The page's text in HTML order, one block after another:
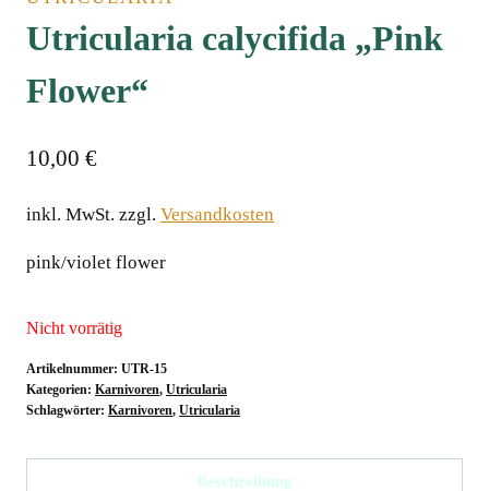
Utricularia calycifida „Pink
Flower“
10,00 €
inkl. MwSt. zzgl. Versandkosten
pink/violet flower
Nicht vorrätig
Artikelnummer: UTR-15
Kategorien: Karnivoren, Utricularia
Schlagwörter: Karnivoren, Utricularia
Beschreibung